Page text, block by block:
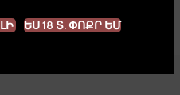
ԵՍ 18 Տ. ՓՈՔՐ ԵՄ